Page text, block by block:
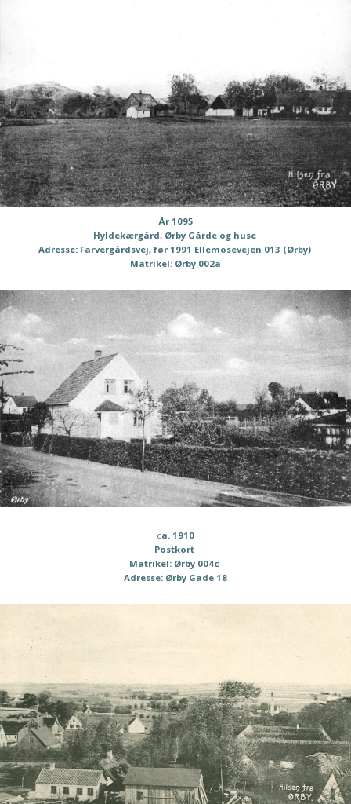
År 1095
Hyldekærgård, Ørby Gårde og huse
Adresse: Farvergårdsvej, før 1991 Ellemosevejen 013 (Ørby)
Matrikel: Ørby 002a
ca. 1910
Postkort
Matrikel: Ørby 004c
Adresse: Ørby Gade 18